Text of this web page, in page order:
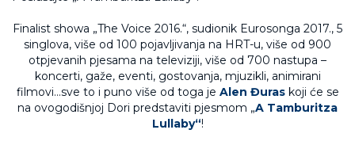
Finalist showa „The Voice 2016.“, sudionik Eurosonga 2017., 5
singlova, više od 100 pojavljivanja na HRT-u, više od 900
otpjevanih pjesama na televiziji, više od 700 nastupa –
koncerti, gaže, eventi, gostovanja, mjuzikli, animirani
filmovi…sve to i puno više od toga je Alen Đuraskoji će se
na ovogodišnjoj Dori predstaviti pjesmom „A Tamburitza
Lullaby“!